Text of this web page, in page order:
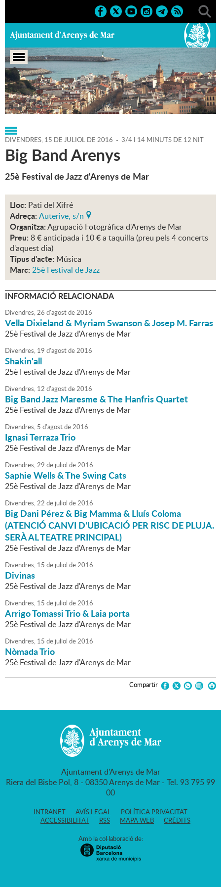
Portada > Regidories > Cultura > Agenda > 15-07-2016
DIVENDRES, 15 DE JULIOL DE 2016 - 3/4 I 14 MINUTS DE 12 NIT
Big Band Arenys
25è Festival de Jazz d'Arenys de Mar
Lloc: Pati del Xifré
Adreça: Auterive, s/n
Organitza:Agrupació Fotogràfica d'Arenys de Mar
Preu: 8 € anticipada i 10 € a taquilla (preu pels 4 concerts
d'aquest dia)
Tipus d'acte: Música
Marc: 25è Festival de Jazz
INFORMACIÓ RELACIONADA
Divendres,26 d'agostde2016
Vella Dixieland & Myriam Swanson & Josep M. Farras
25è Festival de Jazz d'Arenys de Mar
Divendres, 19 d'agostde2016
Shakin'all
25è Festival de Jazz d'Arenys de Mar
Divendres, 12 d'agostde2016
Big Band Jazz Maresme & The Hanfris Quartet
25è Festival de Jazz d'Arenys de Mar
Divendres, 5 d'agostde2016
Ignasi Terraza Trio
25è Festival de Jazz d'Arenys de Mar
Divendres,29 de juliol de2016
Saphie Wells & The Swing Cats
25è Festival de Jazz d'Arenys de Mar
Divendres,22 de juliol de2016
Big Dani Pérez & Big Mamma & Lluís Coloma
(ATENCIÓ CANVI D'UBICACIÓ PER RISC DE PLUJA.
SERÀ AL TEATRE PRINCIPAL)
25è Festival de Jazz d'Arenys de Mar
Divendres, 15 de juliol de2016
Divinas
25è Festival de Jazz d'Arenys de Mar
Divendres, 15 de juliol de2016
Arrigo Tomassi Trio & Laia porta
25è Festival de Jazz d'Arenys de Mar
Divendres, 15 de juliol de2016
Nòmada Trio
25è Festival de Jazz d'Arenys de Mar
Compartir
Ajuntament d'Arenys de Mar
Riera del Bisbe Pol, 8 - 08350 Arenys de Mar - Tel. 93 795 99
00
INTRANET AVÍS LEGAL
POLÍTICA PRIVACITAT
ACCESSIBILITAT
RSS MAPA WEB CRÈDITS
Amb la col·laboració de: